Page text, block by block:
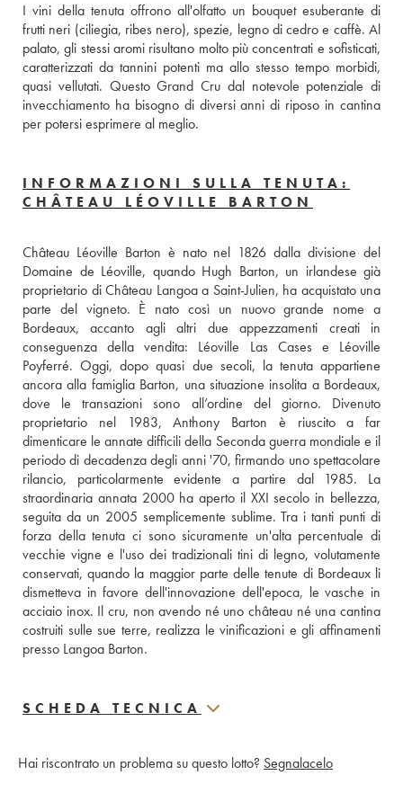
I vini della tenuta offrono all'olfatto un bouquet esuberante di
frutti neri (ciliegia, ribes nero), spezie, legno di cedro e caffè. Al
palato, gli stessi aromi risultano molto più concentrati e sofisticati,
caratterizzati da tannini potenti ma allo stesso tempo morbidi,
quasi vellutati. Questo Grand Cru dal notevole potenziale di
invecchiamento ha bisogno di diversi anni di riposo in cantina
per potersi esprimere al meglio.
INFORMAZIONI SULLA TENUTA:
CHÂTEAU LÉOVILLE BARTON
Château Léoville Barton è nato nel 1826 dalla divisione del
Domaine de Léoville, quando Hugh Barton, un irlandese già
proprietario di Château Langoa a Saint-Julien, ha acquistato una
parte del vigneto. È nato così un nuovo grande nome a
Bordeaux, accanto agli altri due appezzamenti creati in
conseguenza della vendita: Léoville Las Cases e Léoville
Poyferré. Oggi, dopo quasi due secoli, la tenuta appartiene
ancora alla famiglia Barton, una situazione insolita a Bordeaux,
dove le transazioni sono all’ordine del giorno. Divenuto
proprietario nel 1983, Anthony Barton è riuscito a far
dimenticare le annate difficili della Seconda guerra mondiale e il
periodo di decadenza degli anni '70, firmando uno spettacolare
rilancio, particolarmente evidente a partire dal 1985. La
straordinaria annata 2000 ha aperto il XXI secolo in bellezza,
seguita da un 2005 semplicemente sublime. Tra i tanti punti di
forza della tenuta ci sono sicuramente un'alta percentuale di
vecchie vigne e l'uso dei tradizionali tini di legno, volutamente
conservati, quando la maggior parte delle tenute di Bordeaux li
dismetteva in favore dell'innovazione dell'epoca, le vasche in
acciaio inox. Il cru, non avendo né uno château né una cantina
costruiti sulle sue terre, realizza le vinificazioni e gli affinamenti
presso Langoa Barton.
SCHEDA TECNICA
Hai riscontrato un problema su questo lotto? Segnalacelo